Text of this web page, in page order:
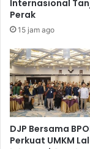
Internasional
Perak
15 jam ago
DJP Bersama
Perkuat UMKM